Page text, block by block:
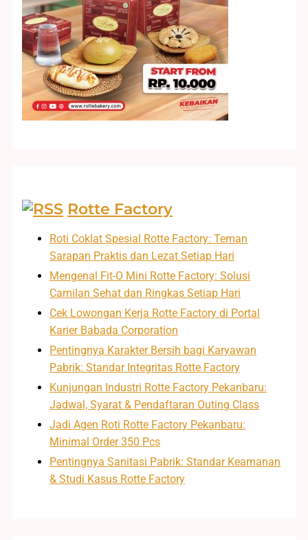
Rotte Factory
Roti Coklat Spesial Rotte Factory: Teman
Sarapan Praktis dan Lezat Setiap Hari
Mengenal Fit-O Mini Rotte Factory: Solusi
Camilan Sehat dan Ringkas Setiap Hari
Cek Lowongan Kerja Rotte Factory di Portal
Karier Babada Corporation
Pentingnya Karakter Bersih bagi Karyawan
Pabrik: Standar Integritas Rotte Factory
Kunjungan Industri Rotte Factory Pekanbaru:
Jadwal, Syarat & Pendaftaran Outing Class
Jadi Agen Roti Rotte Factory Pekanbaru:
Minimal Order 350 Pcs
Pentingnya Sanitasi Pabrik: Standar Keamanan
& Studi Kasus Rotte Factory